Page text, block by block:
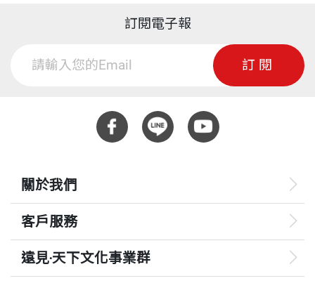
早在人類到達以前，黑頸鶴已生活在中國荒蕪的高原
牧，甚至也引入了近代的高速公路、汽車、飛機，黑
頸鶴都一一熬過了。文化大革命幾乎也革了牠們的
命，濕地和沼澤給排乾了用來種田，而人們也只著眼
於牠們的肉和羽毛。
今天，黑頸鶴也許正嘗試從沈重的過去中復原。牠們
可會翱翔於無盡的將來，繁榮昌盛？還是，這本書將
成絕響，成為牠們留在人間的最後淒美倩影？也許讀
者們將有機會參與做出這一個抉擇。
誌》率隊進行六次重要探險活動。在該雜誌社工作期
間，他身兼探險、寫作、攝影三職，並且發現了長江
的一條新源流。他為雜誌所撰文章曾獲美國外國記者
俱樂部報導獎的提名。近年來，他並且為湄公河（瀾
滄江）、黃河源頭的定位奏功。
et於一九九九年榮獲知名的Lowell Thomas Travel Jo
一九九○年在英國出版，其問世時間遠在全世界對此
議題發生興趣之前，並於二○一一年再出新版。台灣
的天下文化出版公司為他出了一個系列，包括十四本
224
訂閱電子報
訂閱
關於我們
客戶服務
遠見‧天下文化事業群